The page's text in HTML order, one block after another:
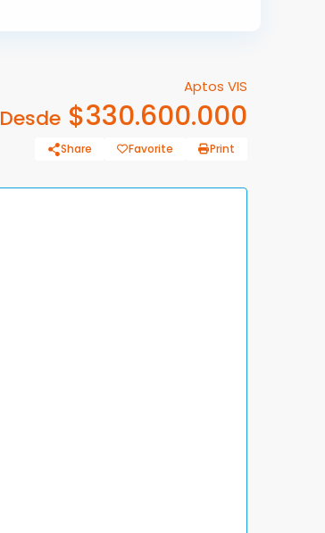
Aptos VIS
Desde $330.600.000
Share Favorite Print